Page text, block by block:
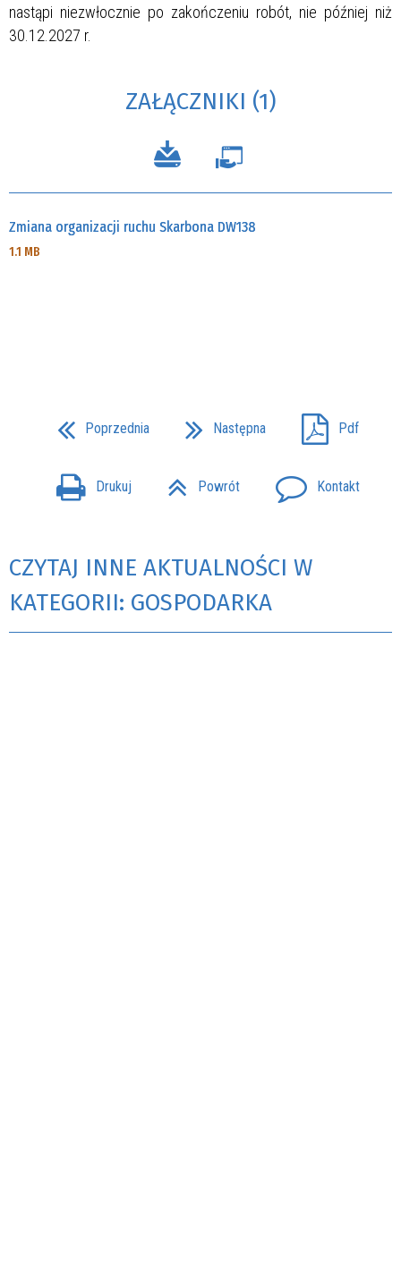
nastąpi niezwłocznie po zakończeniu robót, nie później niż
30.12.2027 r.
ZAŁĄCZNIKI (1)
Zmiana organizacji ruchu Skarbona DW138
1.1 MB
Poprzednia Następna Pdf
Drukuj Powrót Kontakt
CZYTAJ INNE AKTUALNOŚCI W
KATEGORII: GOSPODARKA